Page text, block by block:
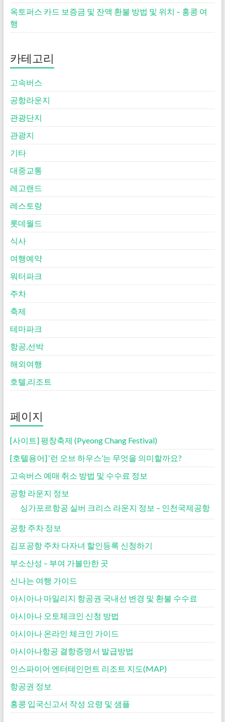
옥토퍼스 카드 보증금 및 잔액 환불 방법 및 위치 – 홍콩 여
행
카테고리
고속버스
공항라운지
관광단지
관광지
기타
대중교통
레고랜드
레스토랑
롯데월드
식사
여행예약
워터파크
주차
축제
테마파크
항공,선박
해외여행
호텔,리조트
페이지
[사이트] 평창축제 (Pyeong Chang Festival)
[호텔용어] ‘런 오브 하우스’는 무엇을 의미할까요?
고속버스 예매 취소 방법 및 수수료 정보
공항 라운지 정보
싱가포르항공 실버 크리스 라운지 정보 – 인천국제공항
공항 주차 정보
김포공항 주차 다자녀 할인등록 신청하기
부소산성 – 부여 가볼만한 곳
신나는 여행 가이드
아시아나 마일리지 항공권 국내선 변경 및 환불 수수료
아시아나 오토체크인 신청 방법
아시아나 온라인 체크인 가이드
아시아나항공 결항증명서 발급방법
인스파이어 엔터테인먼트 리조트 지도(MAP)
항공권 정보
홍콩 입국신고서 작성 요령 및 샘플